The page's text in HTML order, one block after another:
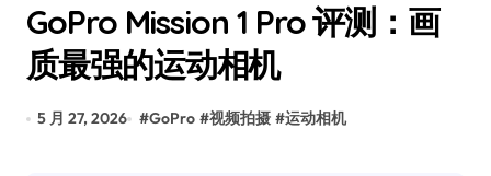
GoPro Mission 1 Pro 评测：画
质最强的运动相机
5 月 27, 2026 #GoPro #视频拍摄 #运动相机